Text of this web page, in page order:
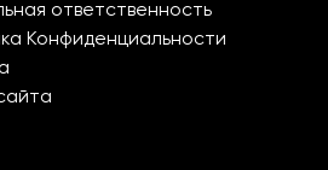
ответственность
Конфиденциальности